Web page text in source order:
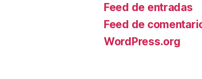
Feed de entradas
Feed de
WordPress.org